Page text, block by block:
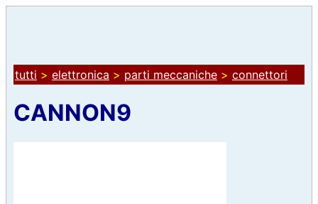
tutti > elettronica > parti meccaniche > connettori
CANNON9